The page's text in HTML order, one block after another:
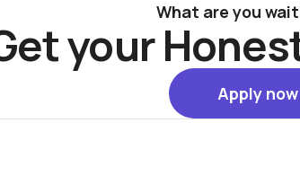
What are you
your
Apply now